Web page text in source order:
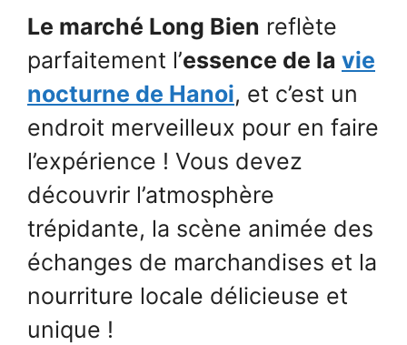
Le marché Long Bien reflète
parfaitement l’essence de la vie
nocturne de Hanoi, et c’est un
endroit merveilleux pour en faire
l’expérience ! Vous devez
découvrir l’atmosphère
trépidante, la scène animée des
échanges de marchandises et la
nourriture locale délicieuse et
unique !